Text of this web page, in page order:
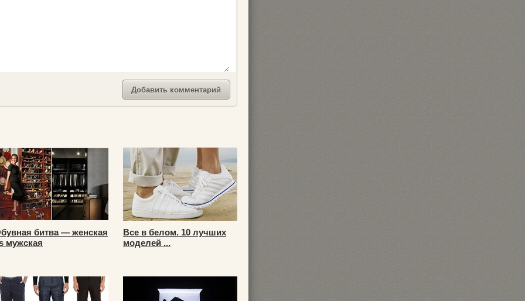
битва — женская
мужская
Все в белом. 10 лучших
моделей ...